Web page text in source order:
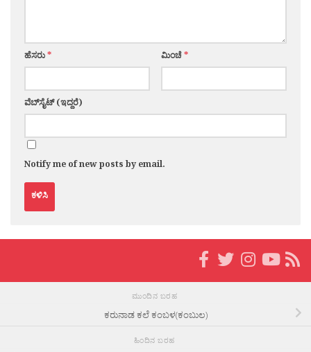
ಹೆಸರು* ಮಿಂಚೆ*
ವೆಬ್‌ಸೈಟ್ (ಇದ್ದರೆ)
Notify me of new posts by email.
ಮುಂದಿನ ಬರಹ
ಕರುನಾಡ ಕಲೆ ಕಂಬಳ(ಕಂಬುಲ)
ಹಿಂದಿನ ಬರಹ